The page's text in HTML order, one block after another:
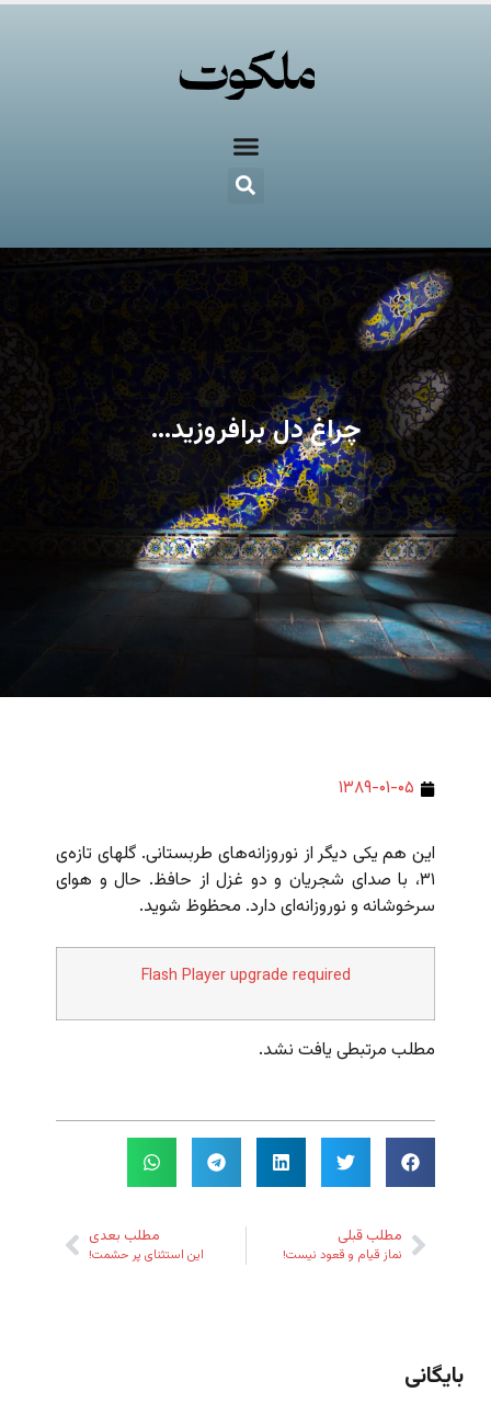
چراغِ دل برافروزید…
۱۳۸۹-۰۱-۰۵
این هم یکی دیگر از نوروزانه‌های طربستانی. گلهای تازه‌ی
۳۱، با صدای شجریان و دو غزل از حافظ. حال و هوای
سرخوشانه و نوروزانه‌ای دارد. محظوظ شوید.
Flash Player upgrade required
مطلب مرتبطی یافت نشد.
مطلب قبلی
نماز قیام و قعود نیست!
مطلب بعدی
این استثنای پر حشمت!
بایگانی